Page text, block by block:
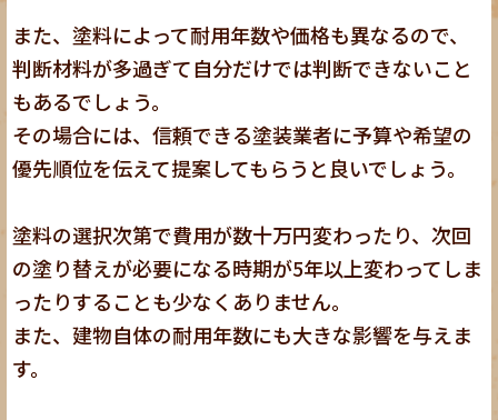
また、塗料によって耐用年数や価格も異なるので、
判断材料が多過ぎて自分だけでは判断できないこと
もあるでしょう。
その場合には、信頼できる塗装業者に予算や希望の
優先順位を伝えて提案してもらうと良いでしょう。
塗料の選択次第で費用が数十万円変わったり、次回
の塗り替えが必要になる時期が5年以上変わってしま
ったりすることも少なくありません。
また、建物自体の耐用年数にも大きな影響を与えま
す。